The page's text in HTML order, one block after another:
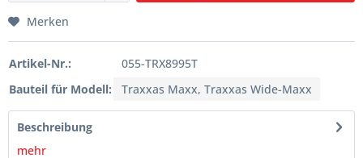
Merken
Artikel-Nr.:
055-TRX8995T
Bauteil für Modell:
Traxxas Maxx, Traxxas Wide-Maxx
Beschreibung
mehr